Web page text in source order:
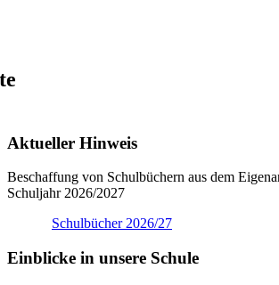
Aktueller Hinweis
Beschaffung von Schulbüchern aus dem
Schuljahr 2026/2027
Schulbücher 2026/27
Einblicke in unsere Schule